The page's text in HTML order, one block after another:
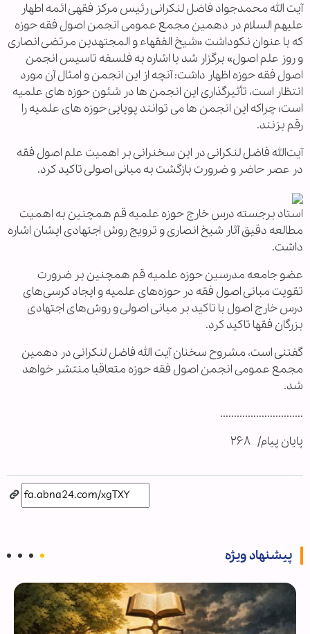
آیت الله محمدجواد فاضل لنکرانی رئیس مرکز فقهی ائمه اطهار
علیهم السلام در دهمین مجمع عمومی انجمن اصول فقه حوزه
که با عنوان نکوداشت «شیخ الفقهاء و المجتهدین مرتضی انصاری
و روز علم اصول» برگزار شد با اشاره به فلسفه تاسیس انجمن
اصول فقه حوزه اظهار داشت: آنچه از این انجمن و امثال آن مورد
انتظار است، تأثیرگذاری این انجمن ها در شئون حوزه های علمیه
است؛ چراکه این انجمن ها می توانند پویایی حوزه های علمیه را
رقم بزنند.
آیت‌الله فاضل لنکرانی در این سخنرانی بر اهمیت علم اصول فقه
در عصر حاضر و ضرورت بازگشت به مبانی اصولی تاکید کرد.
استاد برجسته درس خارج حوزه علمیه قم همچنین به اهمیت
مطالعه دقیق آثار شیخ انصاری و ترویج روش اجتهادی ایشان اشاره
داشت.
عضو جامعه مدرسین حوزه علمیه قم همچنین بر ضرورت
تقویت مبانی اصول فقه در حوزه‌های علمیه و ایجاد کرسی‌های
درس خارج اصول با تاکید بر مبانی اصولی و روش‌های اجتهادی
بزرگان فقها تاکید کرد.
گفتنی است، مشروح سخنان آیت الله فاضل لنکرانی در دهمین
مجمع عمومی انجمن اصول فقه حوزه متعاقبا منتشر خواهد
شد.
..............................
پایان پیام/ ۲۶۸
پیشنهاد ویژه